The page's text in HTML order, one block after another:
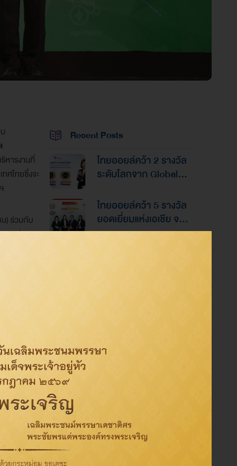
หารงานที่
ศไทยซึ่งจะ
) ร่วมกับ
องประเทศ
Recent Posts
ไทยออยล์คว้า 2 รางวัล
ระดับโลกจาก Global
Awards 2026ตอกย้ำ
ความเป็นเลิศด้านการ
บริหารการเงินและการ
ไทยออยล์คว้า 5 รางวัล
ยอดเยี่ยมแห่งเอเชีย จาก
งานประกาศรางวัล
สิ่งแวดล้อม
สังคม
การกำกับดูแลกิจการที่ดี
Tag
Activity CSR Oil
Refinery
Sustainability